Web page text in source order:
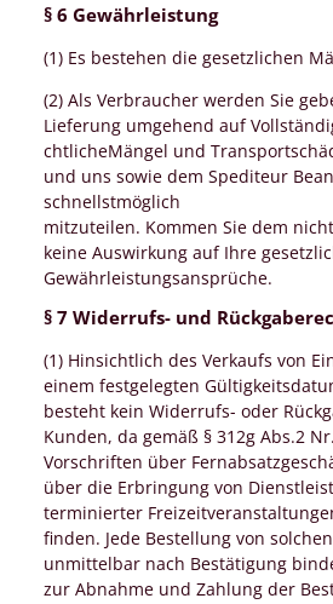
§ 6 Gewährleistung
(1) Es bestehen die gesetzlichen
(2) Als Verbraucher werden Sie
Lieferung umgehend auf
chtlicheMängel und
und uns sowie dem Spediteur
schnellstmöglich
mitzuteilen. Kommen Sie dem
keine Auswirkung auf Ihre
Gewährleistungsansprüche.
§ 7 Widerrufs- und
(1) Hinsichtlich des Verkaufs von
einem festgelegten
besteht kein Widerrufs- oder
Kunden, da gemäß § 312g Abs.2
Vorschriften über
über die Erbringung von
terminierter
finden. Jede Bestellung von
unmittelbar nach Bestätigung
zur Abnahme und Zahlung der